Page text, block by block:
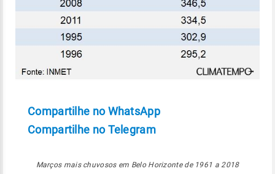
Compartilhe no WhatsApp
Compartilhe no Telegram
Marços mais chuvosos em Belo Horizonte de 1961 a 2018